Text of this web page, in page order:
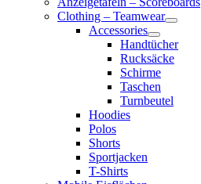
Clothing – Teamwear
Accessories
Handtücher
Rucksäcke
Schirme
Taschen
Turnbeutel
Hoodies
Polos
Shorts
Sportjacken
T-Shirts